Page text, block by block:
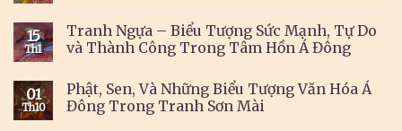
15
Th1
Tranh Ngựa – Biểu Tượng Sức Mạnh, Tự Do
và Thành Công Trong Tâm Hồn Á Đông
01
Th10
Phật, Sen, Và Những Biểu Tượng Văn Hóa Á
Đông Trong Tranh Sơn Mài